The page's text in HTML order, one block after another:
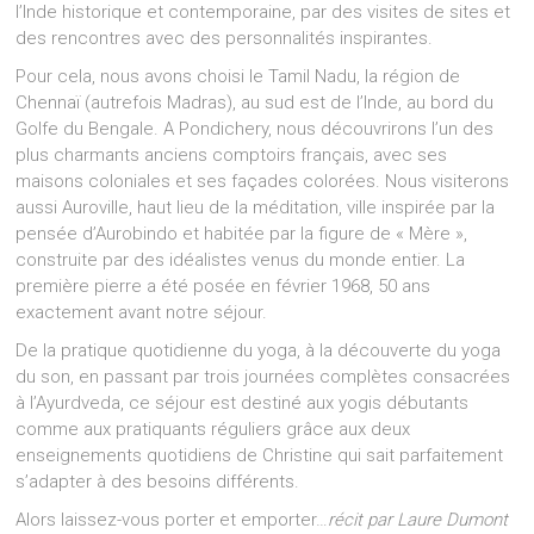
l’Inde historique et contemporaine, par des visites de sites et
des rencontres avec des personnalités inspirantes.
Pour cela, nous avons choisi le Tamil Nadu, la région de
Chennaï (autrefois Madras), au sud est de l’Inde, au bord du
Golfe du Bengale. A Pondichery, nous découvrirons l’un des
plus charmants anciens comptoirs français, avec ses
maisons coloniales et ses façades colorées. Nous visiterons
aussi Auroville, haut lieu de la méditation, ville inspirée par la
pensée d’Aurobindo et habitée par la figure de « Mère »,
construite par des idéalistes venus du monde entier. La
première pierre a été posée en février 1968, 50 ans
exactement avant notre séjour.
De la pratique quotidienne du yoga, à la découverte du yoga
du son, en passant par trois journées complètes consacrées
à l’Ayurdveda, ce séjour est destiné aux yogis débutants
comme aux pratiquants réguliers grâce aux deux
enseignements quotidiens de Christine qui sait parfaitement
s’adapter à des besoins différents.
Alors laissez-vous porter et emporter…récit par Laure Dumont